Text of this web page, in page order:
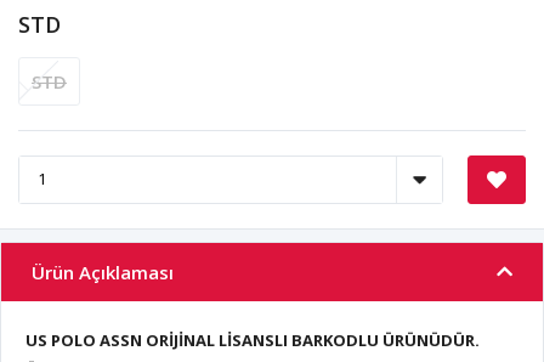
STD
STD
Ürün Açıklaması
US POLO ASSN ORİJİNAL LİSANSLI BARKODLU ÜRÜNÜDÜR.